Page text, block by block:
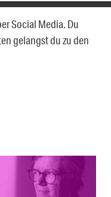
Social Media. Du
gelangst du zu den